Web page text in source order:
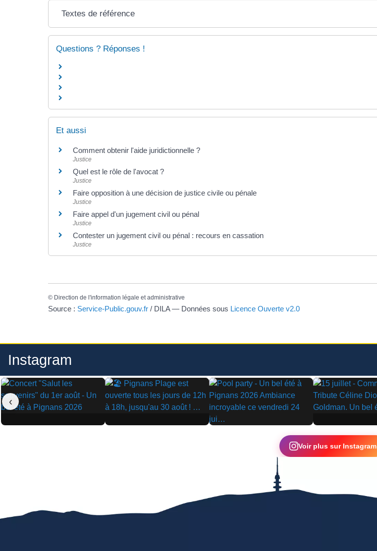
Textes de référence
Questions ? Réponses !
Et aussi
Comment obtenir l'aide juridictionnelle ?
Justice
Quel est le rôle de l'avocat ?
Justice
Faire opposition à une décision de justice civile ou pénale
Justice
Faire appel d'un jugement civil ou pénal
Justice
Contester un jugement civil ou pénal : recours en cassation
Justice
© Direction de l'information légale et administrative
Source : Service-Public.gouv.fr / DILA — Données sous Licence Ouverte v2.0
Instagram
▶ ▶
▶
▶
‹
Voir plus sur Instagram